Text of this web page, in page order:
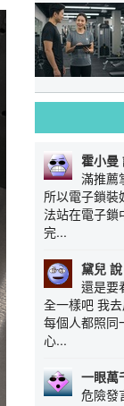
霍小曼
滿推薦
所以電子鎖裝
法站在電子鎖
完...
黛兒 說
還是要
全一樣吧 我
每個人都照同
心...
一眼萬
危險發